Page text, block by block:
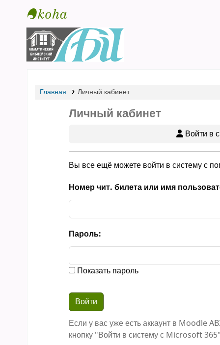
Библиотека АБИ
Главная Личный кабинет
Личный кабинет
Войти в
Вы все ещё можете войти в систему с
Номер чит. билета или имя
Пароль:
Показать пароль
Если у вас уже есть аккаунт в Moodle
кнопку "Войти в систему с Microsoft